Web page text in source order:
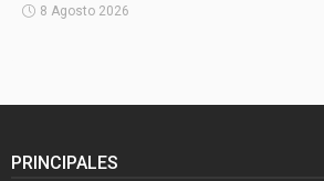
8 Agosto 2026
PRINCIPALES